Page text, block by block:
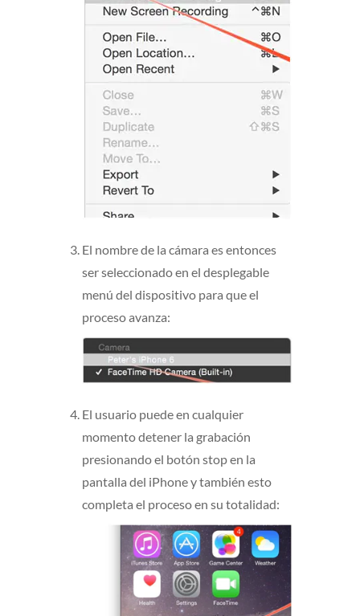
El nombre de la cámara es entonces
ser seleccionado en el desplegable
menú del dispositivo para que el
proceso avanza:
El usuario puede en cualquier
momento detener la grabación
presionando el botón stop en la
pantalla del iPhone y también esto
completa el proceso en su totalidad: